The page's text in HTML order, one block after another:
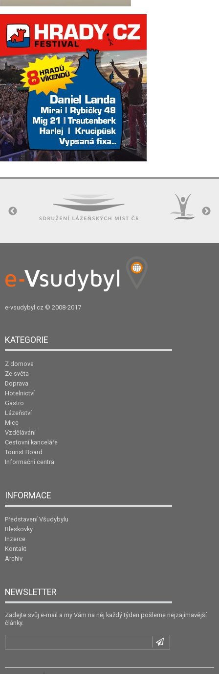
e-vsudybyl.cz © 2008-2017
KATEGORIE
Z domova
Ze světa
Doprava
Hotelnictví
Gastro
Lázeňství
Mice
Vzdělávání
Cestovní kanceláře
Tourist Board
Informační centra
INFORMACE
Představení Všudybylu
Bleskovky
Inzerce
Kontakt
Archiv
NEWSLETTER
Zadejte svůj e-mail a my Vám na něj každý týden pošleme nejzajímavější
články.